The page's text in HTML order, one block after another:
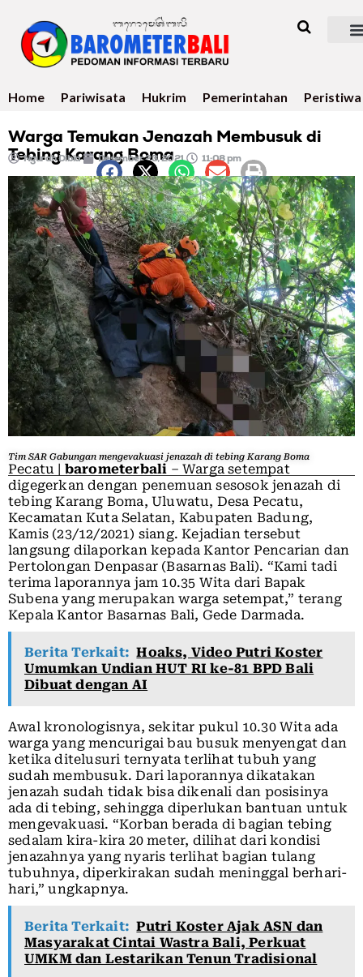
Home Pariwisata Hukrim Pemerintahan Peristiwa
Warga Temukan Jenazah Membusuk di
Tebing Karang Boma
Ngurah Dibia Desember 23, 2021 11:08 pm
Tim SAR Gabungan mengevakuasi jenazah di tebing Karang Boma
Pecatu | barometerbali – Warga setempat
digegerkan dengan penemuan sesosok jenazah di
tebing Karang Boma, Uluwatu, Desa Pecatu,
Kecamatan Kuta Selatan, Kabupaten Badung,
Kamis (23/12/2021) siang. Kejadian tersebut
langsung dilaporkan kepada Kantor Pencarian dan
Pertolongan Denpasar (Basarnas Bali). “Kami tadi
terima laporannya jam 10.35 Wita dari Bapak
Subena yang merupakan warga setempat,” terang
Kepala Kantor Basarnas Bali, Gede Darmada.
Berita Terkait: Hoaks, Video Putri Koster
Umumkan Undian HUT RI ke-81 BPD Bali
Dibuat dengan AI
Awal kronologisnya, sekitar pukul 10.30 Wita ada
warga yang mencurigai bau busuk menyengat dan
ketika ditelusuri ternyata terlihat tubuh yang
sudah membusuk. Dari laporannya dikatakan
jenazah sudah tidak bisa dikenali dan posisinya
ada di tebing, sehingga diperlukan bantuan untuk
mengevakuasi. “Korban berada di bagian tebing
sedalam kira-kira 20 meter, dilihat dari kondisi
jenazahnya yang nyaris terlihat bagian tulang
tubuhnya, diperkirakan sudah meninggal berhari-
hari,” ungkapnya.
Berita Terkait: Putri Koster Ajak ASN dan
Masyarakat Cintai Wastra Bali, Perkuat
UMKM dan Lestarikan Tenun Tradisional